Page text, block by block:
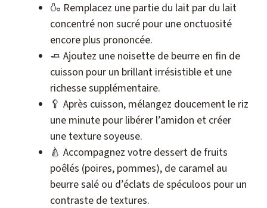
🍶 Remplacez une partie du lait par du lait
concentré non sucré pour une onctuosité
encore plus prononcée.
🧈 Ajoutez une noisette de beurre en fin de
cuisson pour un brillant irrésistible et une
richesse supplémentaire.
🥄 Après cuisson, mélangez doucement le riz
une minute pour libérer l’amidon et créer
une texture soyeuse.
🍐 Accompagnez votre dessert de fruits
poêlés (poires, pommes), de caramel au
beurre salé ou d’éclats de spéculoos pour un
contraste de textures.